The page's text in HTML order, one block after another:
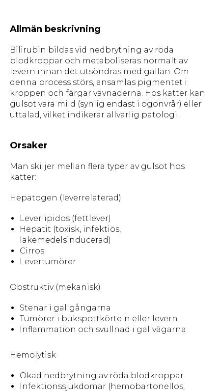
Allmän beskrivning
Bilirubin bildas vid nedbrytning av röda
blodkroppar och metaboliseras normalt av
levern innan det utsöndras med gallan. Om
denna process störs, ansamlas pigmentet i
kroppen och färgar vävnaderna. Hos katter kan
gulsot vara mild (synlig endast i ögonvrår) eller
uttalad, vilket indikerar allvarlig patologi.
Orsaker
Man skiljer mellan flera typer av gulsot hos
katter:
Hepatogen (leverrelaterad)
Leverlipidos (fettlever)
Hepatit (toxisk, infektiös,
läkemedelsinducerad)
Cirros
Levertumörer
Obstruktiv (mekanisk)
Stenar i gallgångarna
Tumörer i bukspottkörteln eller levern
Inflammation och svullnad i gallvägarna
Hemolytisk
Ökad nedbrytning av röda blodkroppar
Infektionssjukdomar (hemobartonellos,